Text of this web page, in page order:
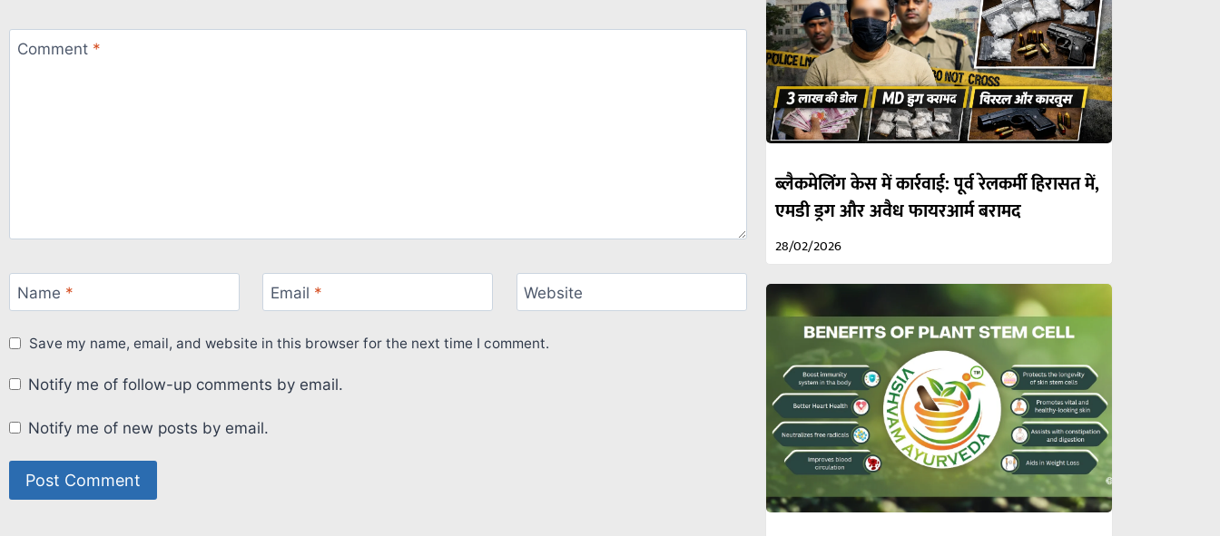
Comment *
Name * Email * Website
Save my name, email, and website in this browser for the next time I comment.
Notify me of follow-up comments by email.
Notify me of new posts by email.
ब्लैकमेलिंग केस में कार्रवाई: पूर्व रेलकर्मी हिरासत में,
एमडी ड्रग और अवैध फायरआर्म बरामद
28/02/2026